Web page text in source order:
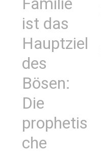
Familie
ist das
Hauptziel
des
Bösen:
Die
prophetis
che